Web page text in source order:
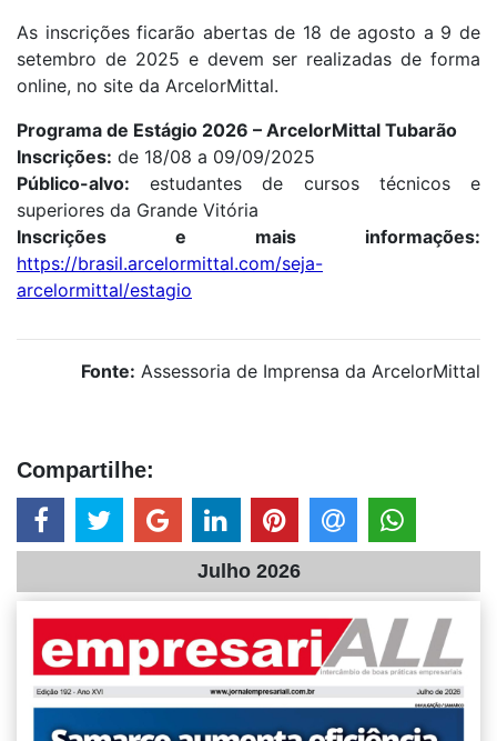
As inscrições ficarão abertas de 18 de agosto a 9 de
setembro de 2025 e devem ser realizadas de forma
online, no site da ArcelorMittal.
Programa de Estágio 2026 – ArcelorMittal Tubarão
Inscrições: de 18/08 a 09/09/2025
Público-alvo: estudantes de cursos técnicos e
superiores da Grande Vitória
Inscrições e mais informações:
https://brasil.arcelormittal.com/seja-
arcelormittal/estagio
Fonte: Assessoria de Imprensa da ArcelorMittal
Compartilhe:
Julho 2026